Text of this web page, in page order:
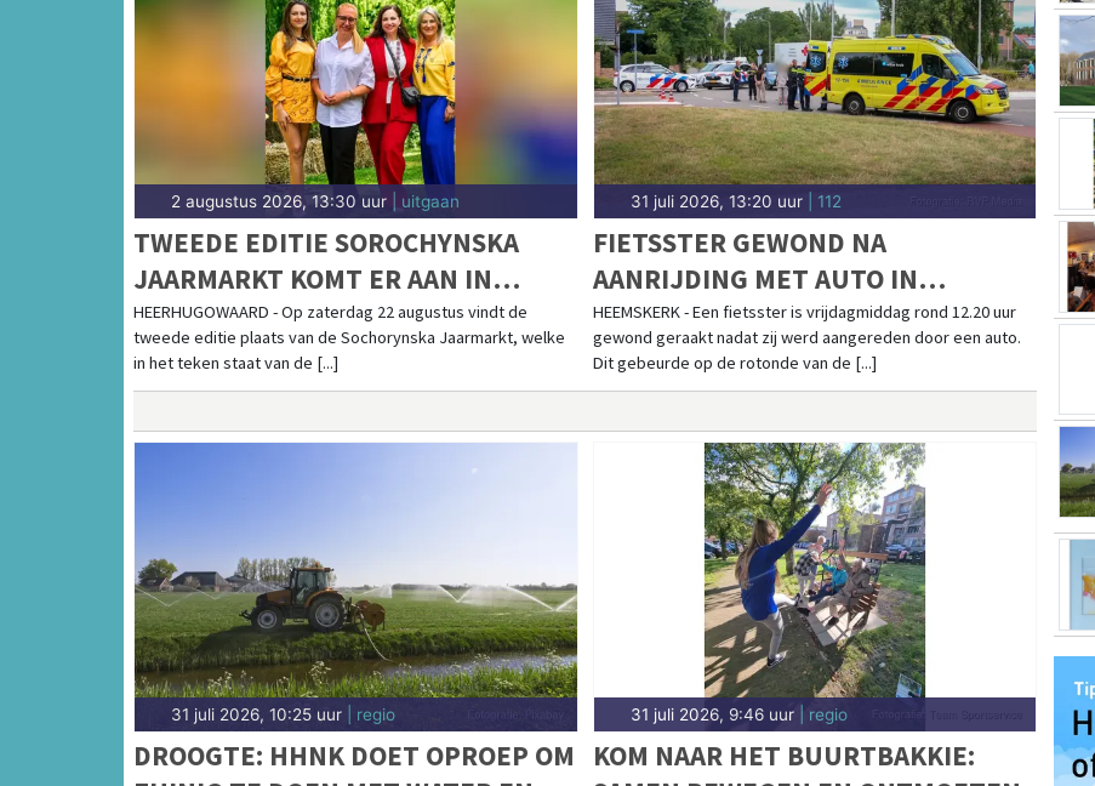
2 augustus 2026, 13:30 uur | uitgaan
TWEEDE EDITIE SOROCHYNSKA
JAARMARKT KOMT ER AAN IN
STADSPARK DE PAREL
HEERHUGOWAARD - Op zaterdag 22 augustus vindt de
tweede editie plaats van de Sochorynska Jaarmarkt, welke
in het teken staat van de [...]
31 juli 2026, 13:20 uur| 112
FIETSSTER GEWOND NA
AANRIJDING MET AUTO IN
HEEMSKERK
HEEMSKERK - Een fietsster is vrijdagmiddag rond 12.20 uur
gewond geraakt nadat zij werd aangereden door een auto.
Dit gebeurde op de rotonde van de [...]
31 juli 2026, 10:25 uur | regio
DROOGTE: HHNK DOET OPROEP OM
31 juli 2026, 9:46 uur| regio
KOM NAAR HET BUURTBAKKIE: